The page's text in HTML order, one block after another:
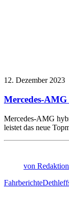
12. Dezember 2023
Mercedes-
Mercedes-AMG
leistet das neue
von
Fahrberichte